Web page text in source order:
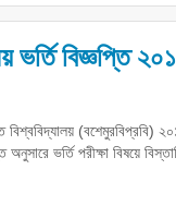
ভর্তি বিজ্ঞপ্তি
বিশ্ববিদ্যালয় (বশেমুরবিপ্রবি)
ভর্তি পরীক্ষা বিষয়ে